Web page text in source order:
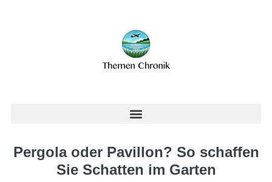
Pergola oder Pavillon? So schaffen
Sie Schatten im Garten